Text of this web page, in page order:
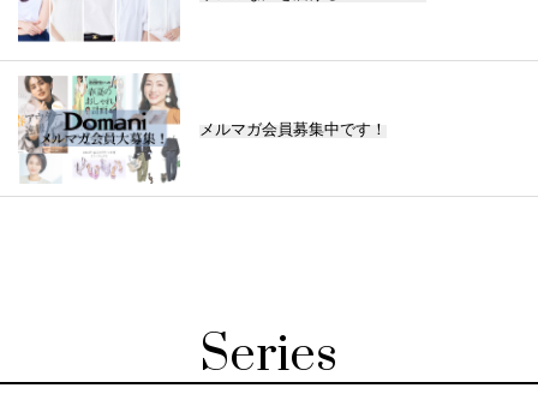
メルマガ会員募集中です！
Series